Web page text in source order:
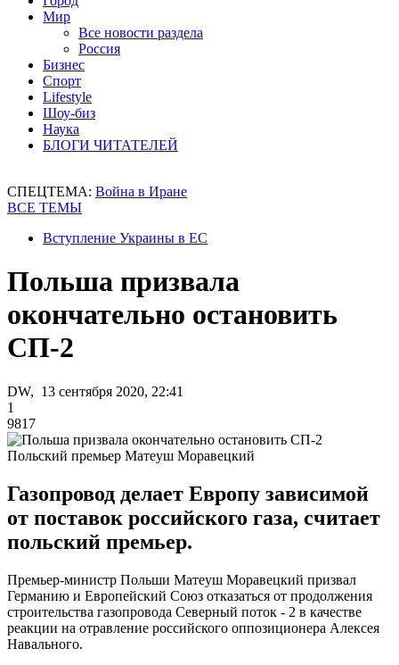
Мир
Все новости раздела
Россия
Бизнес
Спорт
Lifestyle
Шоу-биз
Наука
БЛОГИ ЧИТАТЕЛЕЙ
СПЕЦТЕМА: Война в Иране
ВСЕ ТЕМЫ
Вступление Украины в ЕС
Польша призвала
окончательно остановить
СП-2
DW, 13 сентября 2020, 22:41
1
9817
Польский премьер Матеуш Моравецкий
Газопровод делает Европу зависимой
от поставок российского газа, считает
польский премьер.
Премьер-министр Польши Матеуш Моравецкий призвал
Германию и Европейский Союз отказаться от продолжения
строительства газопровода Северный поток - 2 в качестве
реакции на отравление российского оппозиционера Алексея
Навального.